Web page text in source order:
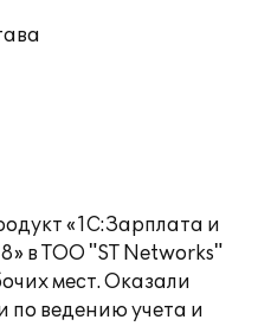
«1С:Зарплата и
в ТОО "ST Networks"
мест. Оказали
по ведению учета и